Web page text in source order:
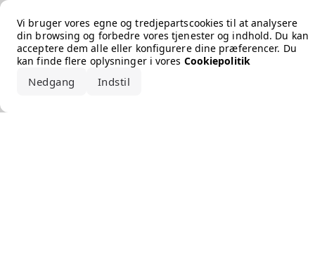
Vi bruger vores egne og tredjepartscookies til at analysere
din browsing og forbedre vores tjenester og indhold. Du kan
acceptere dem alle eller konfigurere dine præferencer. Du
kan finde flere oplysninger i vores Cookiepolitik
Nedgang Indstil
Error loading the brand